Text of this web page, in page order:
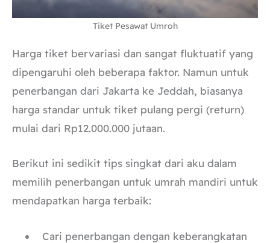
Tiket Pesawat Umroh
Harga tiket bervariasi dan sangat fluktuatif yang
dipengaruhi oleh beberapa faktor. Namun untuk
penerbangan dari Jakarta ke Jeddah, biasanya
harga standar untuk tiket pulang pergi (return)
mulai dari Rp12.000.000 jutaan.
Berikut ini sedikit tips singkat dari aku dalam
memilih penerbangan untuk umrah mandiri untuk
mendapatkan harga terbaik:
Cari penerbangan dengan keberangkatan